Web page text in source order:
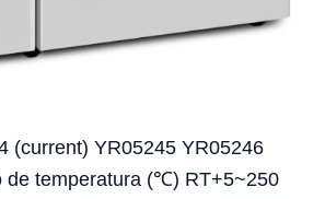
(current) YR05245 YR05246
de temperatura (℃) RT+5~250